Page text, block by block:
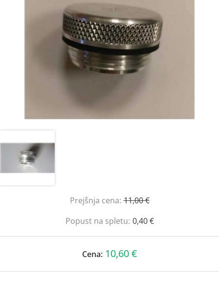
Prejšnja cena: 11,00 €
Popust na spletu: 0,40 €
Cena: 10,60 €